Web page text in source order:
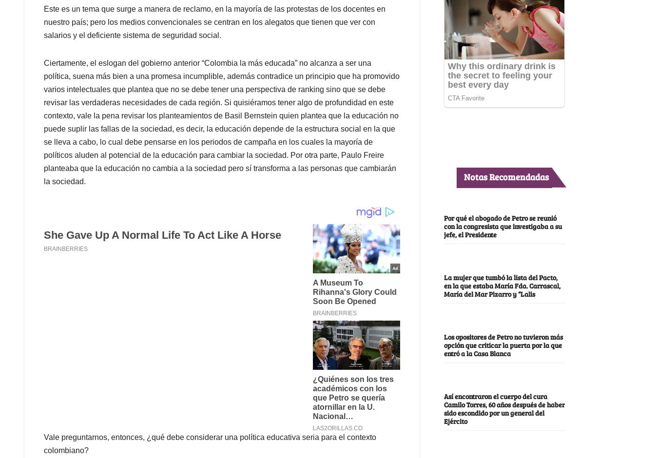
Este es un tema que surge a manera de reclamo, en la mayoría de las protestas de los docentes en
nuestro país; pero los medios convencionales se centran en los alegatos que tienen que ver con
salarios y el deficiente sistema de seguridad social.
Ciertamente, el eslogan del gobierno anterior “Colombia la más educada” no alcanza a ser una
política, suena más bien a una promesa incumplible, además contradice un principio que ha promovido
varios intelectuales que plantea que no se debe tener una perspectiva de ranking sino que se debe
revisar las verdaderas necesidades de cada región. Si quisiéramos tener algo de profundidad en este
contexto, vale la pena revisar los planteamientos de Basil Bernstein quien plantea que la educación no
puede suplir las fallas de la sociedad, es decir, la educación depende de la estructura social en la que
se lleva a cabo, lo cual debe pensarse en los periodos de campaña en los cuales la mayoría de
políticos aluden al potencial de la educación para cambiar la sociedad. Por otra parte, Paulo Freire
planteaba que la educación no cambia a la sociedad pero sí transforma a las personas que cambiarán
la sociedad.
Vale preguntarnos, entonces, ¿qué debe considerar una política educativa seria para el contexto
colombiano?
Notas Recomendadas
Por qué el abogado de Petro se reunió
con la congresista que investigaba a su
jefe, el Presidente
La mujer que tumbó la lista del Pacto,
en la que estaba María Fda. Carrascal,
María del Mar Pizarro y “Lalis
Los opositores de Petro no tuvieron más
opción que criticar la puerta por la que
entró a la Casa Blanca
Así encontraron el cuerpo del cura
Camilo Torres, 60 años después de haber
sido escondido por un general del
Ejército